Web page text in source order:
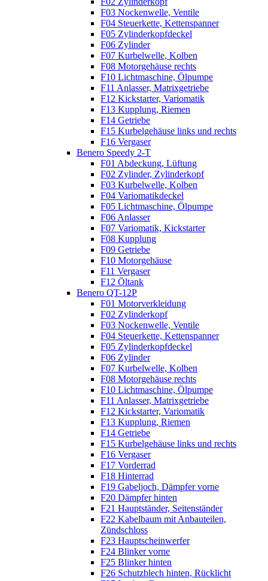
F03 Nockenwelle, Ventile
F04 Steuerkette, Kettenspanner
F05 Zylinderkopfdeckel
F06 Zylinder
F07 Kurbelwelle, Kolben
F08 Motorgehäuse rechts
F10 Lichtmaschine, Ölpumpe
F11 Anlasser, Matrixgetriebe
F12 Kickstarter, Variomatik
F13 Kupplung, Riemen
F14 Getriebe
F15 Kurbelgehäuse links und rechts
F16 Vergaser
Benero Speedy 2-T
F01 Abdeckung, Lüftung
F02 Zylinder, Zylinderkopf
F03 Kurbelwelle, Kolben
F04 Variomatikdeckel
F05 Lichtmaschine, Ölpumpe
F06 Anlasser
F07 Variomatik, Kickstarter
F08 Kupplung
F09 Getriebe
F10 Motorgehäuse
F11 Vergaser
F12 Öltank
Benero QT-12P
F01 Motorverkleidung
F02 Zylinderkopf
F03 Nockenwelle, Ventile
F04 Steuerkette, Kettenspanner
F05 Zylinderkopfdeckel
F06 Zylinder
F07 Kurbelwelle, Kolben
F08 Motorgehäuse rechts
F10 Lichtmaschine, Ölpumpe
F11 Anlasser, Matrixgetriebe
F12 Kickstarter, Variomatik
F13 Kupplung, Riemen
F14 Getriebe
F15 Kurbelgehäuse links und rechts
F16 Vergaser
F17 Vorderrad
F18 Hinterrad
F19 Gabeljoch, Dämpfer vorne
F20 Dämpfer hinten
F21 Hauptständer, Seitenständer
F22 Kabelbaum mit Anbauteilen,
Zündschloss
F23 Hauptscheinwerfer
F24 Blinker vorne
F25 Blinker hinten
F26 Schutzblech hinten, Rücklicht